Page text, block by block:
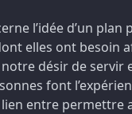
l’idée d’un
elles ont besoin
désir de servir
font
entre permettre